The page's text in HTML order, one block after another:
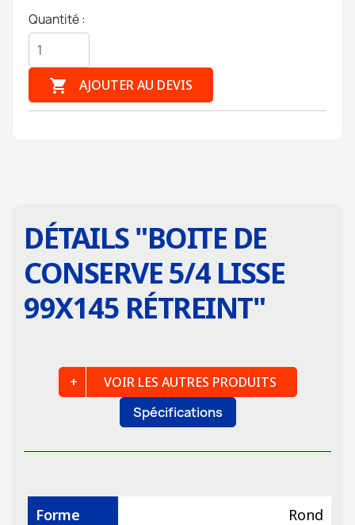
Quantité :
 AJOUTER AU DEVIS
DÉTAILS "BOITE DE
CONSERVE 5/4 LISSE
99X145 RÉTREINT"
Spécifications
VOIR LES AUTRES PRODUITS
Forme
Rond